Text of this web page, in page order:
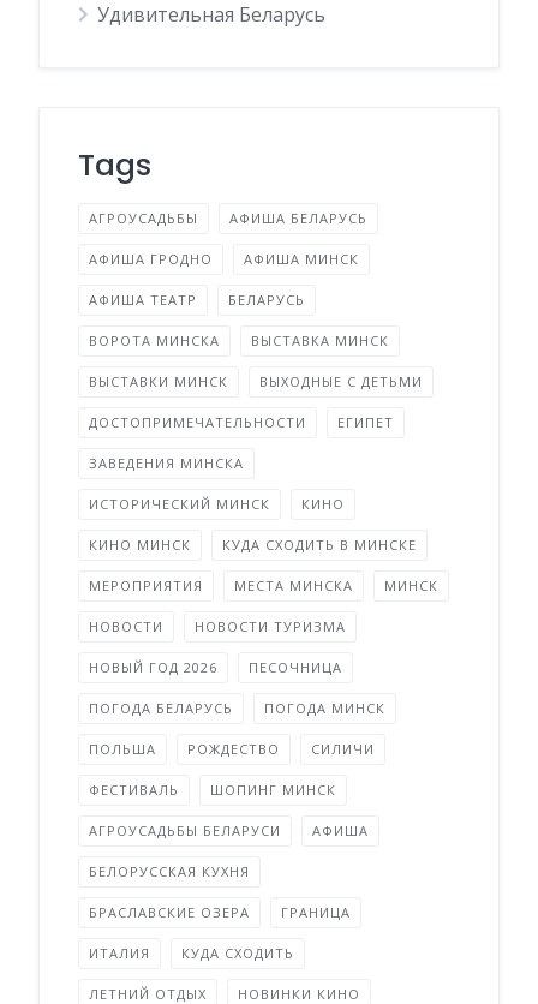
Удивительная Беларусь
Tags
АГРОУСАДЬБЫ АФИША БЕЛАРУСЬ
АФИША ГРОДНО АФИША МИНСК
АФИША ТЕАТР БЕЛАРУСЬ
ВОРОТА МИНСКА ВЫСТАВКА МИНСК
ВЫСТАВКИ МИНСК ВЫХОДНЫЕ С ДЕТЬМИ
ДОСТОПРИМЕЧАТЕЛЬНОСТИ ЕГИПЕТ
ЗАВЕДЕНИЯ МИНСКА
ИСТОРИЧЕСКИЙ МИНСК КИНО
КИНО МИНСК КУДА СХОДИТЬ В МИНСКЕ
МЕРОПРИЯТИЯ МЕСТА МИНСКА МИНСК
НОВОСТИ НОВОСТИ ТУРИЗМА
НОВЫЙ ГОД 2026 ПЕСОЧНИЦА
ПОГОДА БЕЛАРУСЬ ПОГОДА МИНСК
ПОЛЬША РОЖДЕСТВО СИЛИЧИ
ФЕСТИВАЛЬ ШОПИНГ МИНСК
АГРОУСАДЬБЫ БЕЛАРУСИ АФИША
БЕЛОРУССКАЯ КУХНЯ
БРАСЛАВСКИЕ ОЗЕРА ГРАНИЦА
ИТАЛИЯ КУДА СХОДИТЬ
ЛЕТНИЙ ОТДЫХ НОВИНКИ КИНО